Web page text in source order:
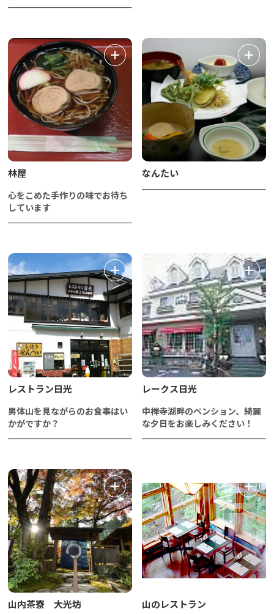
林屋
心をこめた手作りの味でお待ち
しています
なんたい
レストラン日光
男体山を見ながらのお食事はい
かがですか？
レークス日光
中禅寺湖畔のペンション、綺麗
な夕日をお楽しみください！
山内茶寮 大光坊 山のレストラン